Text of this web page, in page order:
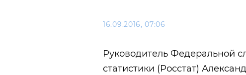
16.09.2016, 07:06
Руководитель Федеральной
статистики (Росстат)